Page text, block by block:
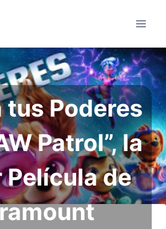
tus Poderes
Patrol”, la
Película de